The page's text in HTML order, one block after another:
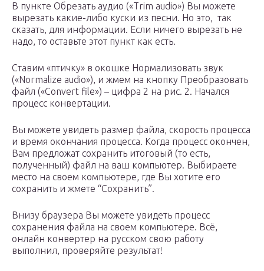
В пункте Обрезать аудио («Trim audio») Вы можете
вырезать какие-либо куски из песни. Но это, так
сказать, для информации. Если ничего вырезать не
надо, то оставьте этот пункт как есть.
Ставим «птичку» в окошке Нормализовать звук
(«Normalize audio»), и жмем на кнопку Преобразовать
файл («Convert file») – цифра 2 на рис. 2. Начался
процесс конвертации.
Вы можете увидеть размер файла, скорость процесса
и время окончания процесса. Когда процесс окончен,
Вам предложат сохранить итоговый (то есть,
полученный) файл на ваш компьютер. Выбираете
место на своем компьютере, где Вы хотите его
сохранить и жмете “Сохранить”.
Внизу браузера Вы можете увидеть процесс
сохранения файла на своем компьютере. Всё,
онлайн конвертер на русском свою работу
выполнил, проверяйте результат!